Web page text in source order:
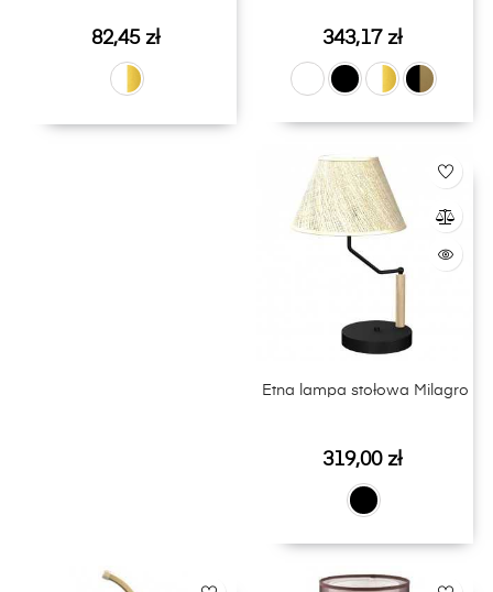
Cena
82,45 zł Cena
343,17 zł
Etna lampa stołowa Milagro
Cena
319,00 zł